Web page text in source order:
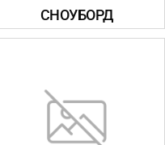
СНОУБОРД